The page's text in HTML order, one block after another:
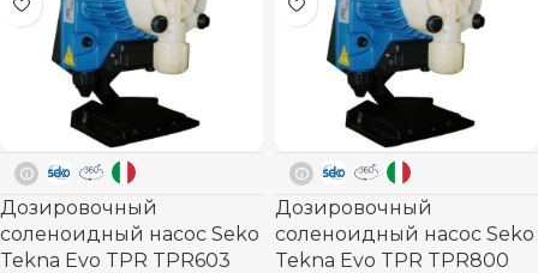
Дозировочный
соленоидный насос Seko
Tekna Evo TPR TPR603
Дозировочный
соленоидный насос Seko
Tekna Evo TPR TPR800